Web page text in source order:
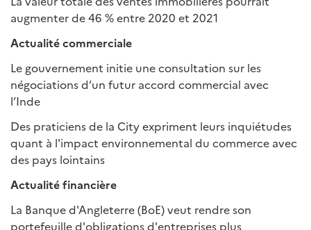
augmenter de 46 % entre 2020 et 2021
Actualité commerciale
Le gouvernement initie une consultation sur les
négociations d’un futur accord commercial avec
l’Inde
Des praticiens de la City expriment leurs inquiétudes
quant à l'impact environnemental du commerce avec
des pays lointains
Actualité financière
La Banque d'Angleterre (BoE) veut rendre son
portefeuille d'obligations d'entreprises plus